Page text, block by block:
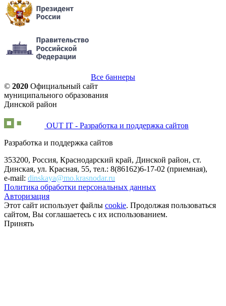
Все баннеры
© 2020 Официальный сайт
муниципального образования
Динской район
OUT IT - Разработка и поддержка сайтов
Разработка и поддержка сайтов
353200, Россия, Краснодарский край, Динской район, ст.
Динская, ул. Красная, 55, тел.: 8(86162)6-17-02 (приемная),
e-mail: dinskaya@mo.krasnodar.ru
Политика обработки персональных данных
Авторизация
Этот сайт использует файлы cookie. Продолжая пользоваться
сайтом, Вы соглашаетесь с их использованием.
Принять